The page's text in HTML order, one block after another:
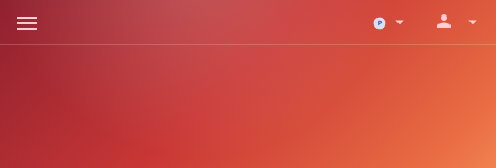
menu arrow_drop_down person arrow_drop_down